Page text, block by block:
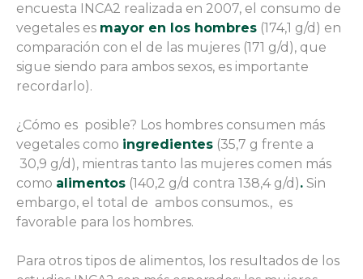
encuesta INCA2 realizada en 2007, el consumo de
vegetales es mayor en los hombres (174,1 g/d) en
comparación con el de las mujeres (171 g/d), que
sigue siendo para ambos sexos, es importante
recordarlo).
¿Cómo es posible? Los hombres consumen más
vegetales como ingredientes (35,7 g frente a
30,9 g/d), mientras tanto las mujeres comen más
como alimentos (140,2 g/d contra 138,4 g/d). Sin
embargo, el total de ambos consumos., es
favorable para los hombres.
Para otros tipos de alimentos, los resultados de los